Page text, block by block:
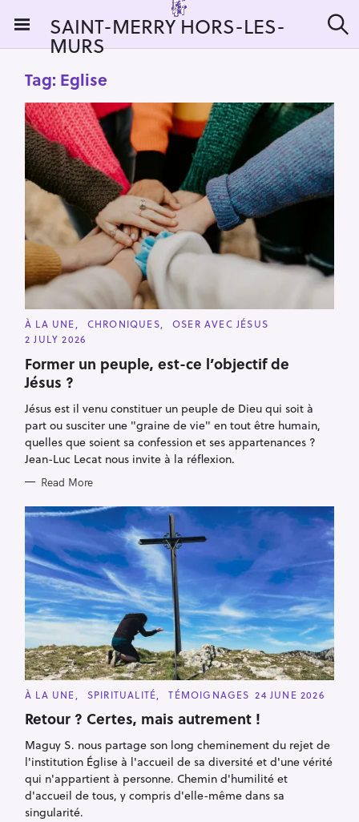
i
SAINT-MERRY HORS-LES-
MURS e
Tag: Eglise
C
A
T
G
O
R
E
S
À LA UNE CHRONIQUES
OSER AVEC JÉSUS
2 JULY 2026
Former un peuple, est-ce l’objectif de
Jésus ?
Jésus est il venu constituer un peuple de Dieu qui soit à
part ou susciter une "graine de vie" en tout être humain,
quelles que soient sa confession et ses appartenances ?
Jean-Luc Lecat nous invite à la réflexion.
Read More
C
T
E
O
R
I
E
S
À LA UNE SPIRITUALITÉ TÉMOIGNAGES 24 JUNE 2026
Retour ? Certes, mais autrement !
Maguy S. nous partage son long cheminement du rejet de
l'institution Église à l'accueil de sa diversité et d'une vérité
qui n'appartient à personne. Chemin d'humilité et
d'accueil de tous, y compris d'elle-même dans sa
singularité.